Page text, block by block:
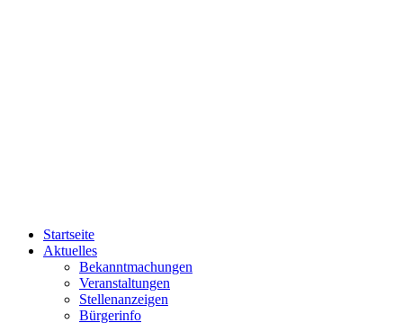
Startseite
Aktuelles
Bekanntmachungen
Veranstaltungen
Stellenanzeigen
Bürgerinfo